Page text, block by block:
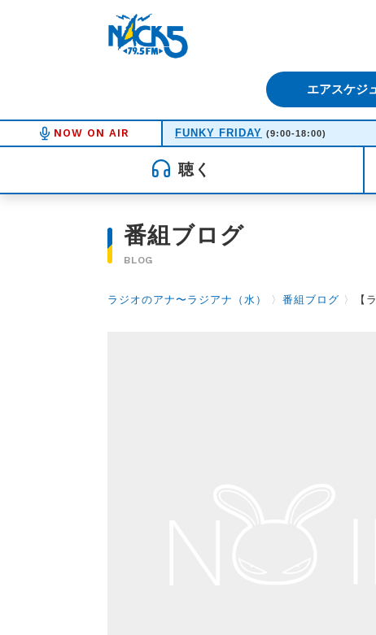
エアスケジ
NOW ON AIR FUNKY FRIDAY (9:00-18:00)
聴く
番組ブログ
BLOG
ラジオのアナ〜ラジアナ（水） 〉 番組ブログ 〉 【